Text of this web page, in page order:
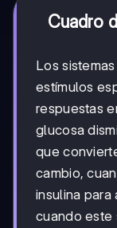
Cuadro
Los
estímulos
respuestas
glucosa
que
cambio,
insulina
cuando este